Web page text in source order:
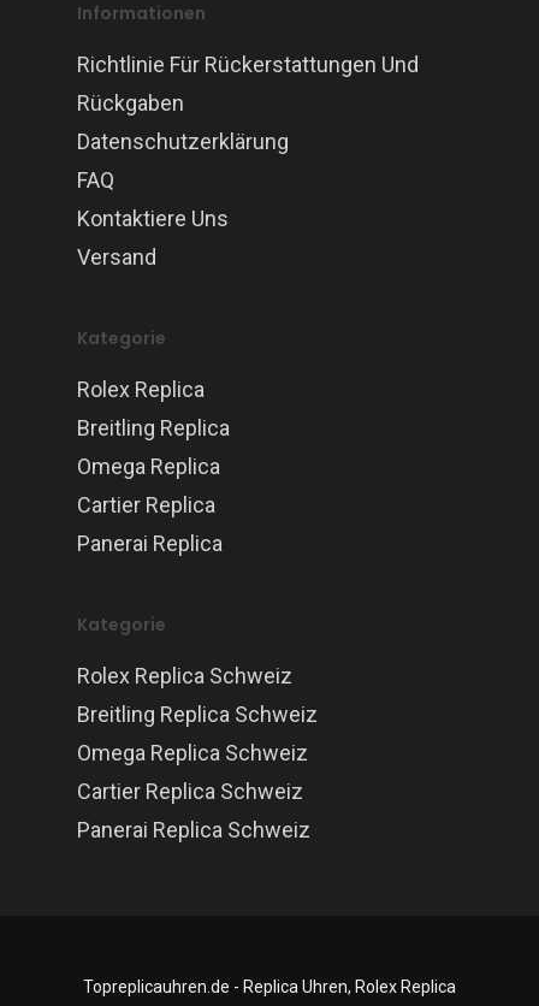
Informationen
Richtlinie Für Rückerstattungen Und
Rückgaben
Datenschutzerklärung
FAQ
Kontaktiere Uns
Versand
Kategorie
Rolex Replica
Breitling Replica
Omega Replica
Cartier Replica
Panerai Replica
Kategorie
Rolex Replica Schweiz
Breitling Replica Schweiz
Omega Replica Schweiz
Cartier Replica Schweiz
Panerai Replica Schweiz
Topreplicauhren.de - Replica Uhren, Rolex Replica